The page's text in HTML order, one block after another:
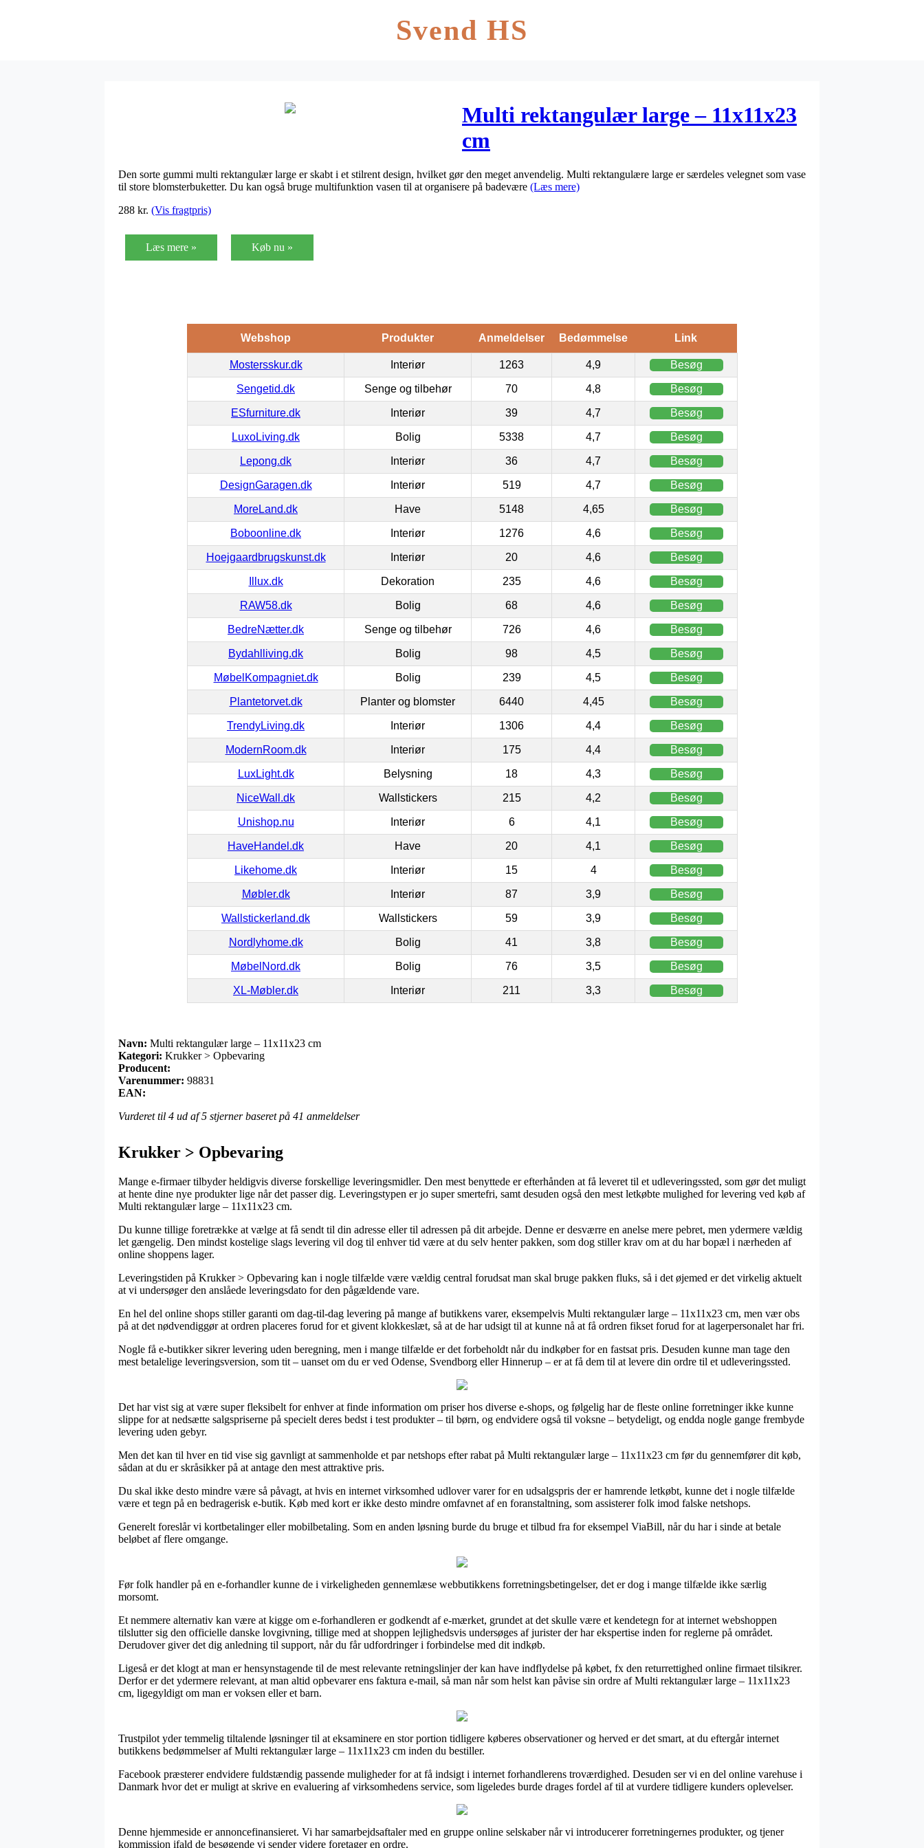
Svend HS
Multi rektangulær large – 11x11x23
cm
Den sorte gummi multi rektangulær large er skabt i et stilrent design, hvilket gør den meget anvendelig. Multi rektangulære large er særdeles velegnet som vase
til store blomsterbuketter. Du kan også bruge multifunktion vasen til at organisere på badevære (Læs mere)
288 kr. (Vis fragtpris)
Læs mere » Køb nu »
Webshop Produkter Anmeldelser Bedømmelse Link
Mostersskur.dk Interiør 1263 4,9 Besøg
Sengetid.dk Senge og tilbehør 70 4,8 Besøg
ESfurniture.dk Interiør 39 4,7 Besøg
LuxoLiving.dk Bolig 5338 4,7 Besøg
Lepong.dk Interiør 36 4,7 Besøg
DesignGaragen.dk Interiør 519 4,7 Besøg
MoreLand.dk Have 5148 4,65 Besøg
Boboonline.dk Interiør 1276 4,6 Besøg
Hoejgaardbrugskunst.dk Interiør 20 4,6 Besøg
Illux.dk Dekoration 235 4,6 Besøg
RAW58.dk Bolig 68 4,6 Besøg
BedreNætter.dk Senge og tilbehør 726 4,6 Besøg
Bydahlliving.dk Bolig 98 4,5 Besøg
MøbelKompagniet.dk Bolig 239 4,5 Besøg
Plantetorvet.dk Planter og blomster 6440 4,45 Besøg
TrendyLiving.dk Interiør 1306 4,4 Besøg
ModernRoom.dk Interiør 175 4,4 Besøg
LuxLight.dk Belysning 18 4,3 Besøg
NiceWall.dk Wallstickers 215 4,2 Besøg
Unishop.nu Interiør 6 4,1 Besøg
HaveHandel.dk Have 20 4,1 Besøg
Likehome.dk Interiør 15 4 Besøg
Møbler.dk Interiør 87 3,9 Besøg
Wallstickerland.dk Wallstickers 59 3,9 Besøg
Nordlyhome.dk Bolig 41 3,8 Besøg
MøbelNord.dk Bolig 76 3,5 Besøg
XL-Møbler.dk Interiør 211 3,3 Besøg
Navn: Multi rektangulær large – 11x11x23 cm
Kategori: Krukker > Opbevaring
Producent:
Varenummer: 98831
EAN:
Vurderet til 4 ud af 5 stjerner baseret på 41 anmeldelser
Krukker > Opbevaring
Mange e-firmaer tilbyder heldigvis diverse forskellige leveringsmidler. Den mest benyttede er efterhånden at få leveret til et udleveringssted, som gør det muligt
at hente dine nye produkter lige når det passer dig. Leveringstypen er jo super smertefri, samt desuden også den mest letkøbte mulighed for levering ved køb af
Multi rektangulær large – 11x11x23 cm.
Du kunne tillige foretrække at vælge at få sendt til din adresse eller til adressen på dit arbejde. Denne er desværre en anelse mere pebret, men ydermere vældig
let gængelig. Den mindst kostelige slags levering vil dog til enhver tid være at du selv henter pakken, som dog stiller krav om at du har bopæl i nærheden af
online shoppens lager.
Leveringstiden på Krukker > Opbevaring kan i nogle tilfælde være vældig central forudsat man skal bruge pakken fluks, så i det øjemed er det virkelig aktuelt
at vi undersøger den anslåede leveringsdato for den pågældende vare.
En hel del online shops stiller garanti om dag-til-dag levering på mange af butikkens varer, eksempelvis Multi rektangulær large – 11x11x23 cm, men vær obs
på at det nødvendiggør at ordren placeres forud for et givent klokkeslæt, så at de har udsigt til at kunne nå at få ordren fikset forud for at lagerpersonalet har fri.
Nogle få e-butikker sikrer levering uden beregning, men i mange tilfælde er det forbeholdt når du indkøber for en fastsat pris. Desuden kunne man tage den
mest betalelige leveringsversion, som tit – uanset om du er ved Odense, Svendborg eller Hinnerup – er at få dem til at levere din ordre til et udleveringssted.
Det har vist sig at være super fleksibelt for enhver at finde information om priser hos diverse e-shops, og følgelig har de fleste online forretninger ikke kunne
slippe for at nedsætte salgspriserne på specielt deres bedst i test produkter – til børn, og endvidere også til voksne – betydeligt, og endda nogle gange frembyde
levering uden gebyr.
Men det kan til hver en tid vise sig gavnligt at sammenholde et par netshops efter rabat på Multi rektangulær large – 11x11x23 cm før du gennemfører dit køb,
sådan at du er skråsikker på at antage den mest attraktive pris.
Du skal ikke desto mindre være så påvagt, at hvis en internet virksomhed udlover varer for en udsalgspris der er hamrende letkøbt, kunne det i nogle tilfælde
være et tegn på en bedragerisk e-butik. Køb med kort er ikke desto mindre omfavnet af en foranstaltning, som assisterer folk imod falske netshops.
Generelt foreslår vi kortbetalinger eller mobilbetaling. Som en anden løsning burde du bruge et tilbud fra for eksempel ViaBill, når du har i sinde at betale
beløbet af flere omgange.
Før folk handler på en e-forhandler kunne de i virkeligheden gennemlæse webbutikkens forretningsbetingelser, det er dog i mange tilfælde ikke særlig
morsomt.
Et nemmere alternativ kan være at kigge om e-forhandleren er godkendt af e-mærket, grundet at det skulle være et kendetegn for at internet webshoppen
tilslutter sig den officielle danske lovgivning, tillige med at shoppen lejlighedsvis undersøges af jurister der har ekspertise inden for reglerne på området.
Derudover giver det dig anledning til support, når du får udfordringer i forbindelse med dit indkøb.
Ligeså er det klogt at man er hensynstagende til de mest relevante retningslinjer der kan have indflydelse på købet, fx den returrettighed online firmaet tilsikrer.
Derfor er det ydermere relevant, at man altid opbevarer ens faktura e-mail, så man når som helst kan påvise sin ordre af Multi rektangulær large – 11x11x23
cm, ligegyldigt om man er voksen eller et barn.
Trustpilot yder temmelig tiltalende løsninger til at eksaminere en stor portion tidligere køberes observationer og herved er det smart, at du eftergår internet
butikkens bedømmelser af Multi rektangulær large – 11x11x23 cm inden du bestiller.
Facebook præsterer endvidere fuldstændig passende muligheder for at få indsigt i internet forhandlerens troværdighed. Desuden ser vi en del online varehuse i
Danmark hvor det er muligt at skrive en evaluering af virksomhedens service, som ligeledes burde drages fordel af til at vurdere tidligere kunders oplevelser.
Denne hjemmeside er annoncefinansieret. Vi har samarbejdsaftaler med en gruppe online selskaber når vi introducerer forretningernes produkter, og tjener
kommission ifald de besøgende vi sender videre foretager en ordre.